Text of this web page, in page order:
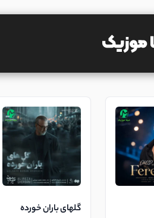
گلهای باران خورده